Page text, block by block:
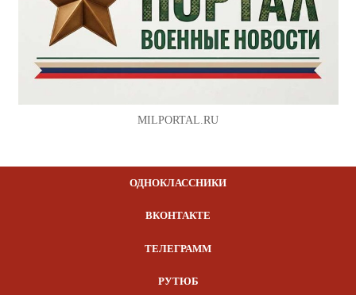
MILPORTAL.RU
ОДНОКЛАССНИКИ
ВКОНТАКТЕ
ТЕЛЕГРАММ
РУТЮБ